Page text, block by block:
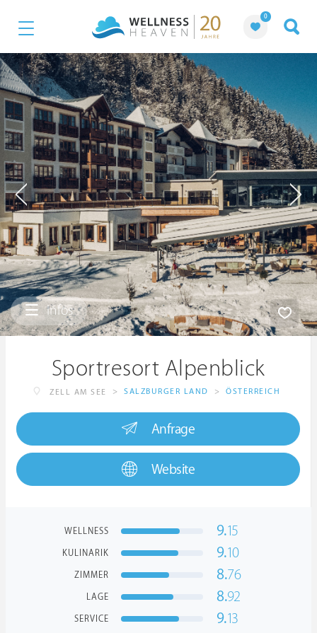
0
Infos
Sportresort Alpenblick
ZELL AM SEE > SALZBURGER LAND > ÖSTERREICH
Anfrage
Website
WELLNESS 9.15
KULINARIK 9.10
ZIMMER 8.76
LAGE 8.92
SERVICE 9.13